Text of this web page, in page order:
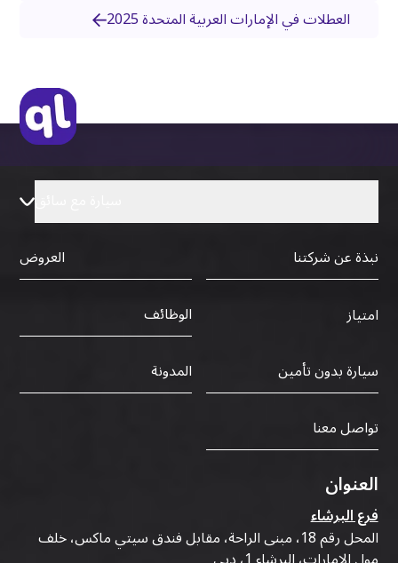
العطلات في الإمارات العربية المتحدة 2025
نبذة عن شركتنا
العروض
امتياز
الوظائف
سيارة بدون تأمين
المدونة
تواصل معنا
العنوان
فرع البرشاء
المحل رقم 18، مبنى الراحة، مقابل فندق سيتي ماكس، خلف